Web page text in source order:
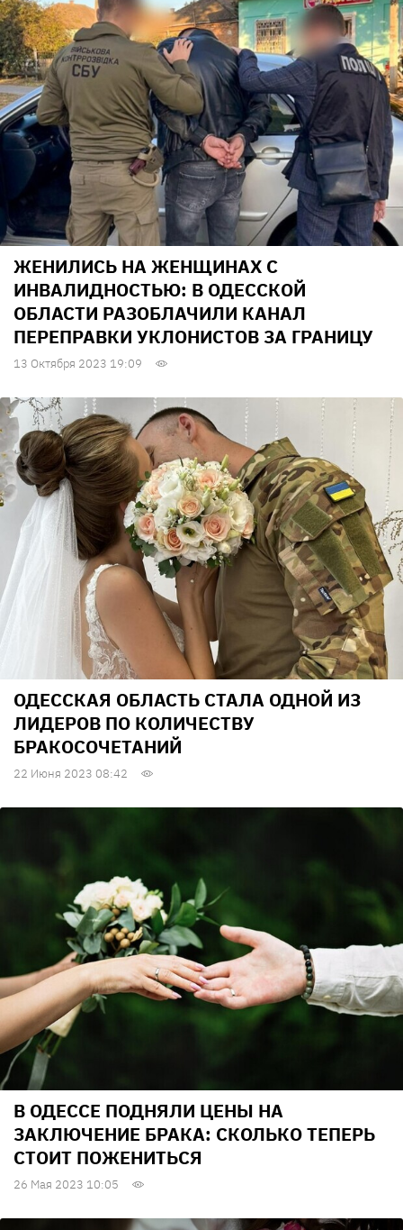
ЖЕНИЛИСЬ НА ЖЕНЩИНАХ С
ИНВАЛИДНОСТЬЮ: В ОДЕССКОЙ
ОБЛАСТИ РАЗОБЛАЧИЛИ КАНАЛ
ПЕРЕПРАВКИ УКЛОНИСТОВ ЗА ГРАНИЦУ
13 Октября 2023 19:09
ОДЕССКАЯ ОБЛАСТЬ СТАЛА ОДНОЙ ИЗ
ЛИДЕРОВ ПО КОЛИЧЕСТВУ
БРАКОСОЧЕТАНИЙ
22 Июня 2023 08:42
В ОДЕССЕ ПОДНЯЛИ ЦЕНЫ НА
ЗАКЛЮЧЕНИЕ БРАКА: СКОЛЬКО ТЕПЕРЬ
СТОИТ ПОЖЕНИТЬСЯ
26 Мая 2023 10:05